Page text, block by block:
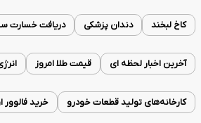
کاخ لبخند دندان پزشکی دریافت خسارت
آخرین اخبار لحظه ای قیمت طلا امروز
کارخانه‌های تولید قطعات خودرو خرید فالوور